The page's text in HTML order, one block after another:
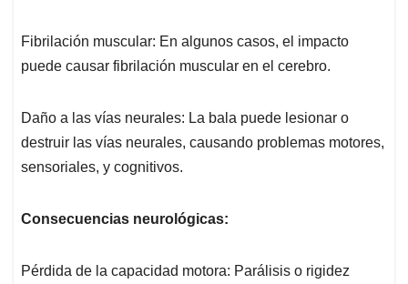
Fibrilación muscular: En algunos casos, el impacto
puede causar fibrilación muscular en el cerebro.
Daño a las vías neurales: La bala puede lesionar o
destruir las vías neurales, causando problemas motores,
sensoriales, y cognitivos.
Consecuencias neurológicas:
Pérdida de la capacidad motora: Parálisis o rigidez